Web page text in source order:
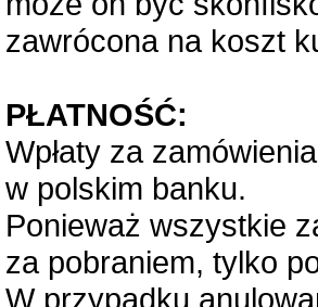
zawrócona na koszt
PŁATNOŚĆ:
Wpłaty za
w polskim banku.
Ponieważ wszystkie
za pobraniem, tylko
W przypadku